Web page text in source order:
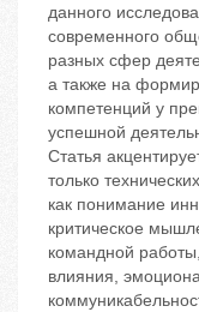
данного
современного
разных сфер
а также на
компетенций у
успешной
Статья
только
как понимание
критическое
командной
влияния,